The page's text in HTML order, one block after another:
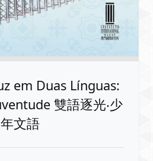
em Duas Línguas:
雙語逐光‧少
年文語